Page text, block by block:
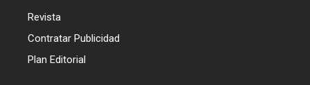
Revista
Contratar Publicidad
Plan Editorial